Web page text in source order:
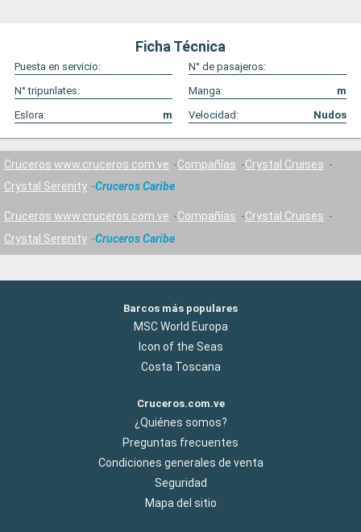
Ficha Técnica
Puesta en servicio:
N° de pasajeros:
N° tripunlates:
Manga:
m
Eslora:
m Velocidad: Nudos
Cruceros www.cruceros.com.ve Compañías
Crystal Cruises
Crystal Serenity
Cruceros Caribe
Cruceros www.cruceros.com.ve Compañías
Crystal Cruises
Crystal Serenity
Cruceros Caribe
Barcos más populares
MSC World Europa
Icon of the Seas
Costa Toscana
Cruceros.com.ve
¿Quiénes somos?
Preguntas frecuentes
Condiciones generales de venta
Seguridad
Mapa del sitio